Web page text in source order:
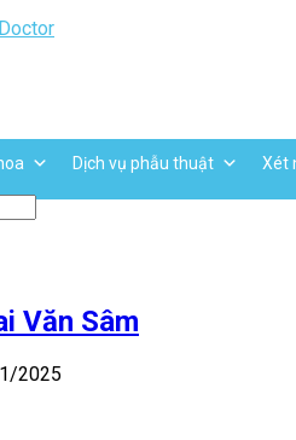
Dịch vụ phẫu thuật Xét
Văn Sâm
2025